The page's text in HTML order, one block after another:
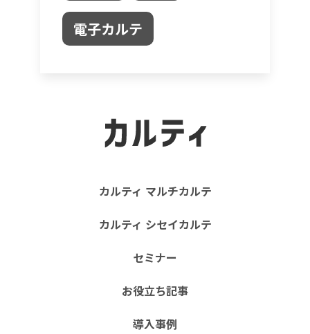
電子カルテ
カルティ マルチカルテ
カルティ シセイカルテ
セミナー
お役立ち記事
導入事例